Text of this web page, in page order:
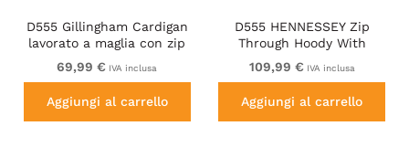
D555 Gillingham Cardigan
lavorato a maglia con zip
e fodera blu navy
69,99 € IVA inclusa
Aggiungi al carrello
D555 HENNESSEY Zip
Through Hoody With
Sherpa Lining Black
109,99 € IVA inclusa
Aggiungi al carrello